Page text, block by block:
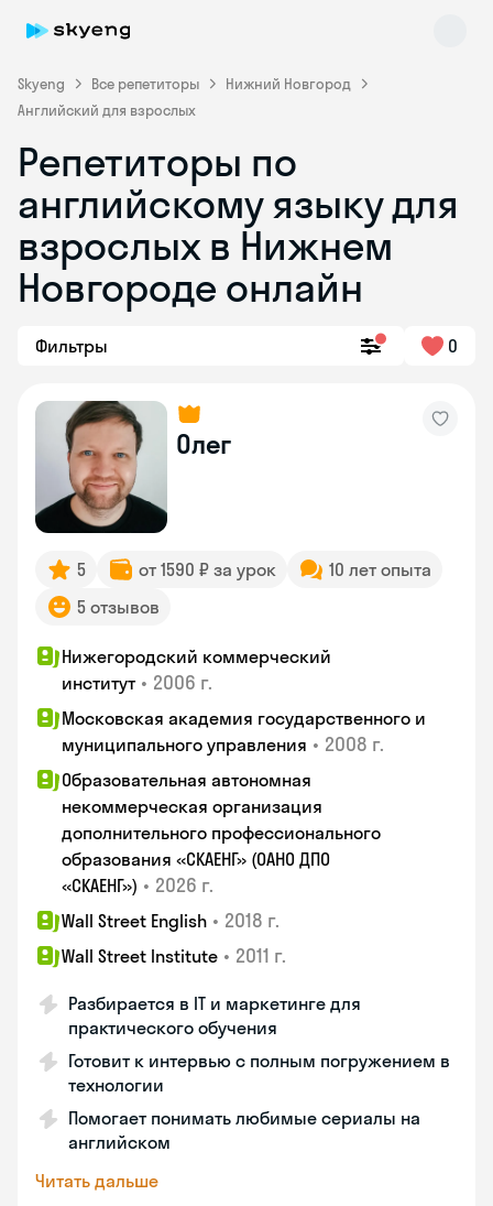
Skyeng Все репетиторы
Нижний Новгород
Английский для взрослых
Репетиторы по
английскому языку для
взрослых в Нижнем
Новгороде онлайн
Фильтры 0
Олег
5 от 1590 ₽ за урок
10 лет опыта
5 отзывов
Нижегородский коммерческий
институт • 2006 г.
Московская академия государственного и
муниципального управления • 2008 г.
Образовательная автономная
некоммерческая организация
дополнительного профессионального
образования «СКАЕНГ» (ОАНО ДПО
«СКАЕНГ») • 2026 г.
Wall Street English • 2018 г.
Wall Street Institute • 2011 г.
Разбирается в IT и маркетинге для
практического обучения
Готовит к интервью с полным погружением в
технологии
Помогает понимать любимые сериалы на
английском
Читать дальше